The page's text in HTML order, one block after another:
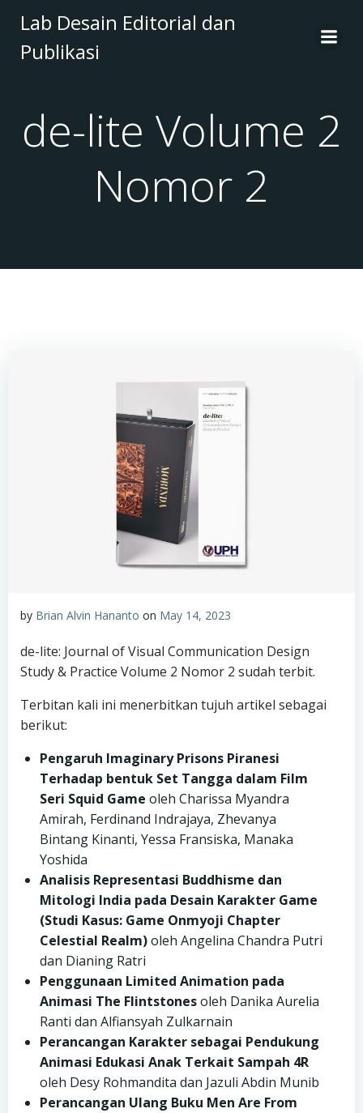
to
Lab Desain Editorial dan
Publikasi
de-lite Volume 2
Nomor 2
by Brian Alvin Hananto on May 14, 2023
de-lite: Journal of Visual Communication Design
Study & Practice Volume 2 Nomor 2 sudah terbit.
Terbitan kali ini menerbitkan tujuh artikel sebagai
berikut:
Pengaruh Imaginary Prisons Piranesi
Terhadap bentuk Set Tangga dalam Film
Seri Squid Game oleh Charissa Myandra
Amirah, Ferdinand Indrajaya, Zhevanya
Bintang Kinanti, Yessa Fransiska, Manaka
Yoshida
Analisis Representasi Buddhisme dan
Mitologi India pada Desain Karakter Game
(Studi Kasus: Game Onmyoji Chapter
Celestial Realm)oleh Angelina Chandra Putri
dan Dianing Ratri
Penggunaan Limited Animation pada
Animasi The Flintstonesoleh Danika Aurelia
Ranti dan Alfiansyah Zulkarnain
Perancangan Karakter sebagai Pendukung
Animasi Edukasi Anak Terkait Sampah 4R
oleh Desy Rohmandita dan Jazuli Abdin Munib
Perancangan Ulang Buku Men Are From